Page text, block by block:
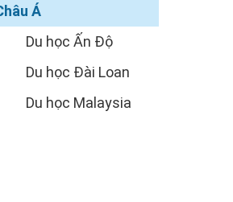
Á
Du học Ấn Độ
Du học Đài Loan
Du học Malaysia